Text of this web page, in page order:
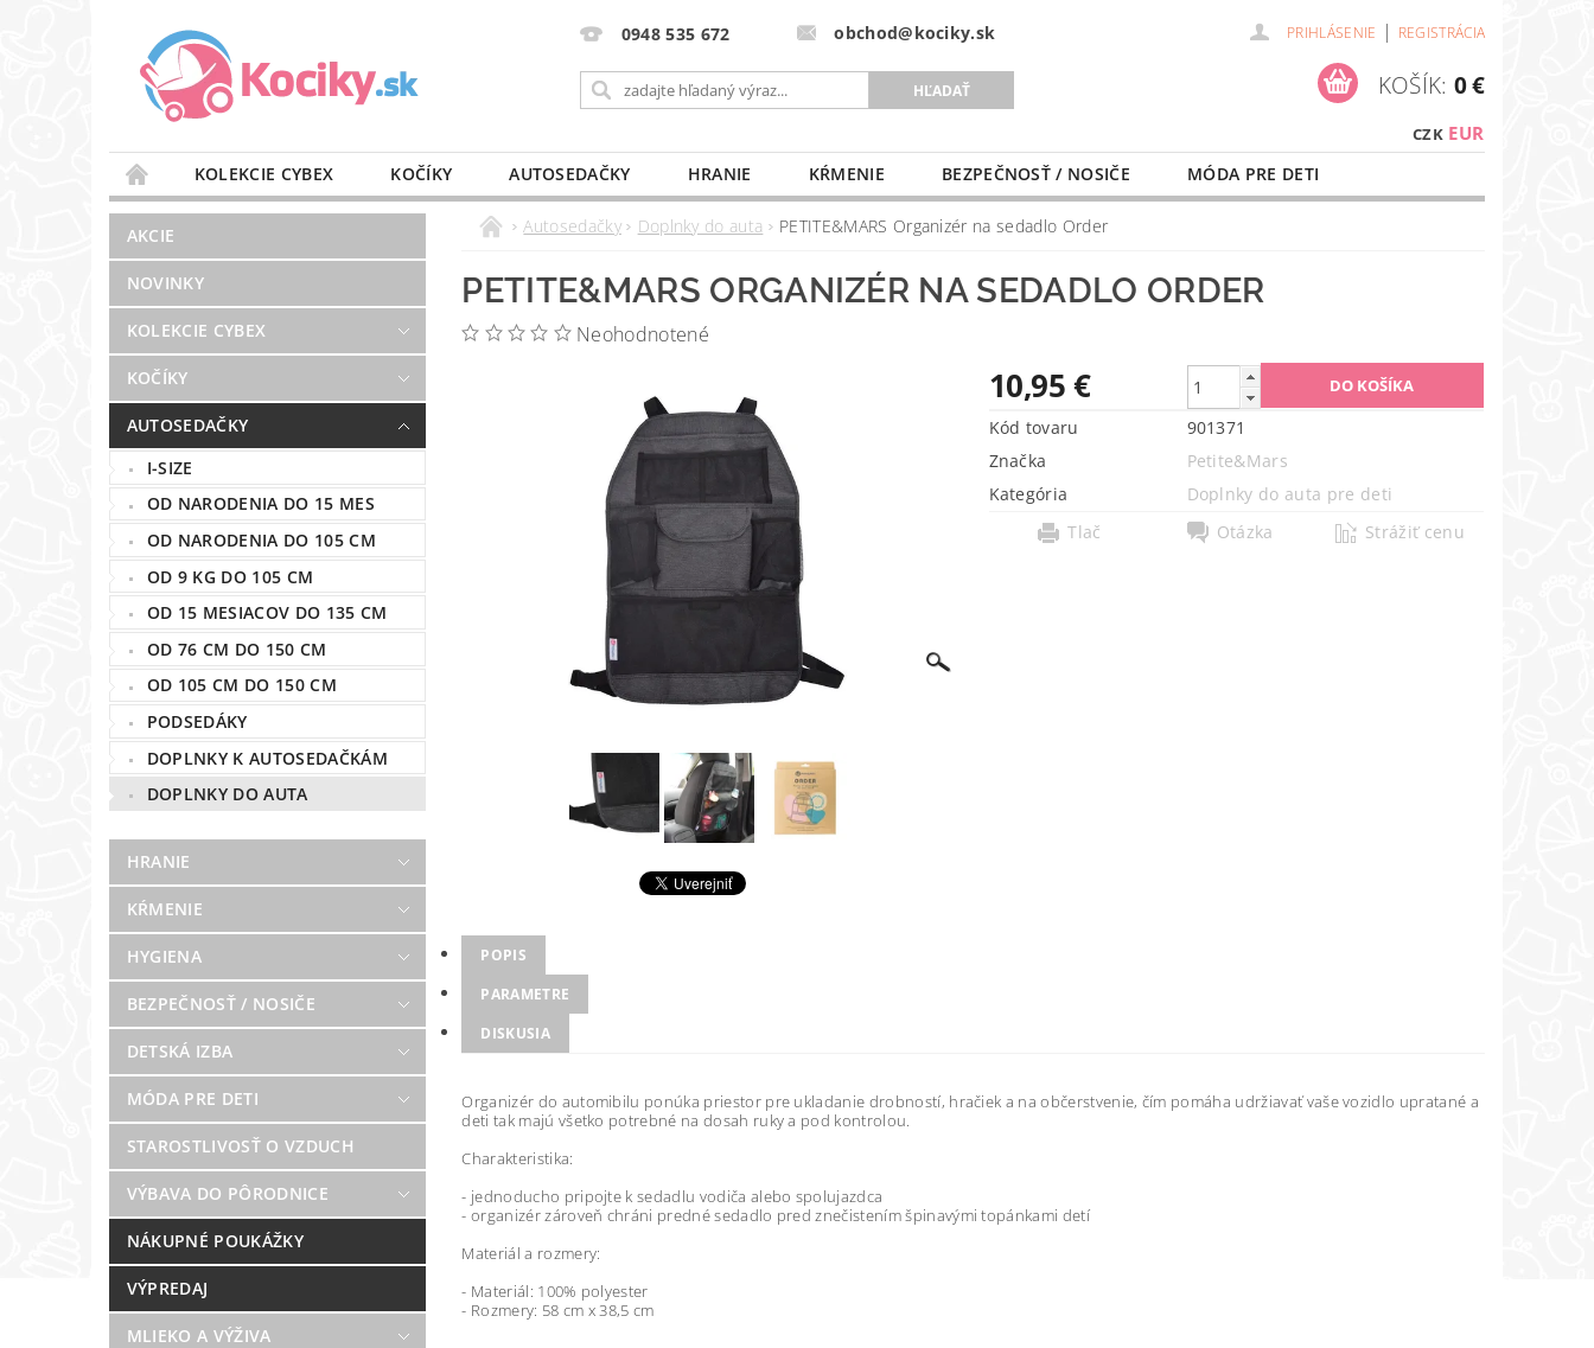
0948 535 672 obchod@kociky.sk PRIHLÁSENIE | REGISTRÁCIA
CZK EUR
KOŠÍK: 0 €
KOLEKCIE CYBEX KOČÍKY AUTOSEDAČKY HRANIE KŔMENIE BEZPEČNOSŤ / NOSIČE
MÓDA PRE DETI
STAROSTLIVOSŤ O VZDUCH
VÝBAVA DO PÔRODNICE MLIEKO A VÝŽIVA PRE MAMIČKU NAŠE SLUŽBY
BLOG
PREDAJŇA KONTAKT
AKCIE
NOVINKY
KOLEKCIE CYBEX
KOČÍKY
AUTOSEDAČKY
I-SIZE
OD NARODENIA DO 15 MES
OD NARODENIA DO 105 CM
OD 9 KG DO 105 CM
OD 15 MESIACOV DO 135 CM
OD 76 CM DO 150 CM
OD 105 CM DO 150 CM
PODSEDÁKY
DOPLNKY K AUTOSEDAČKÁM
DOPLNKY DO AUTA
HRANIE
KŔMENIE
HYGIENA
BEZPEČNOSŤ / NOSIČE
DETSKÁ IZBA
MÓDA PRE DETI
STAROSTLIVOSŤ O VZDUCH
VÝBAVA DO PÔRODNICE
NÁKUPNÉ POUKÁŽKY
VÝPREDAJ
MLIEKO A VÝŽIVA
Autosedačky Doplnky do auta PETITE&MARS Organizér na sedadlo Order
PETITE&MARS ORGANIZÉR NA SEDADLO ORDER
Neohodnotené
10,95 €
Kód tovaru
901371
Značka
Petite&Mars
Kategória
Doplnky do auta pre deti
Tlač
Otázka Strážiť cenu
POPIS
PARAMETRE
DISKUSIA
Organizér do automibilu ponúka priestor pre ukladanie drobností, hračiek a na občerstvenie, čím pomáha udržiavať vaše vozidlo upratané a
deti tak majú všetko potrebné na dosah ruky a pod kontrolou.
Charakteristika:
- jednoducho pripojte k sedadlu vodiča alebo spolujazdca
- organizér zároveň chráni predné sedadlo pred znečistením špinavými topánkami detí
Materiál a rozmery:
- Materiál: 100% polyester
- Rozmery: 58 cm x 38,5 cm